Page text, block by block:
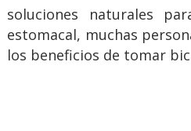
soluciones naturales
estomacal, muchas
los beneficios de tomar